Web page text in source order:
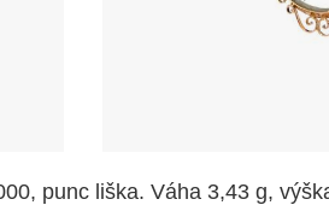
punc liška. Váha 3,43 g,